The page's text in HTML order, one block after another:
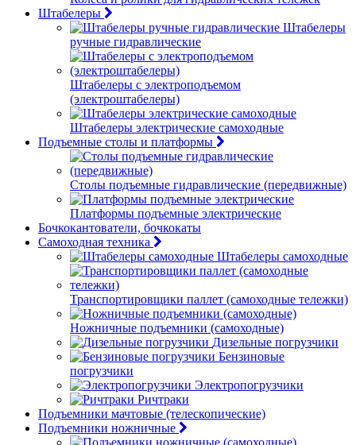
Штабелеры
Штабелеры
ручные гидравлические
Штабелеры с электроподъемом
(электроштабелеры)
Штабелеры электрические самоходные
Подъемные столы и платформы
Столы подъемные гидравлические (передвижные)
Платформы подъемные электрические
Бочкокантователи, бочкокаты
Самоходная техника
Штабелеры самоходные
Транспортировщики паллет (самоходные тележки)
Ножничные подъемники (самоходные)
Дизельные погрузчики
Бензиновые
погрузчики
Электропогрузчики
Ричтраки
Подъемники мачтовые (телескопические)
Подъемники ножничные